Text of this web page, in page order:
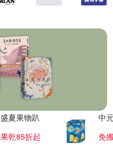
盛夏果物趴
果乾85折起
中
免